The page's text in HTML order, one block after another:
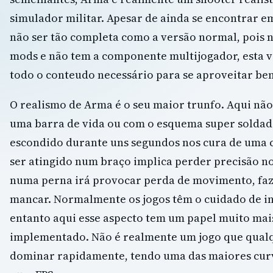
simulador militar. Apesar de ainda se encontrar
não ser tão completa como a versão normal, pois
mods e não tem a componente multijogador, esta
todo o conteudo necessário para se aproveitar
O realismo de Arma é o seu maior trunfo. Aqui
uma barra de vida ou com o esquema super
escondido durante uns segundos nos cura de uma
ser atingido num braço implica perder precisão
numa perna irá provocar perda de movimento,
mancar. Normalmente os jogos têm o cuidado de
entanto aqui esse aspecto tem um papel muito
implementado. Não é realmente um jogo que
dominar rapidamente, tendo uma das maiores